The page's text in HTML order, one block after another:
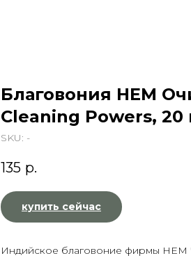
Благовония HEM
Cleaning Powers, 20
SKU: -
135 р.
купить сейчас
Индийское благовоние фирмы HEM